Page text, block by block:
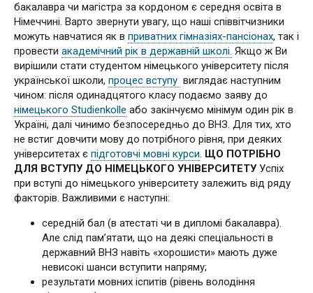
бакалавра чи магістра за кордоном є середня освіта в
Німеччині. Варто звернути увагу, що наші співвітчизники
можуть навчатися як в приватних гімназіях-пансіонах, так і
провести академічний рік в державній школі. Якщо ж Ви
вирішили стати студентом німецького університету після
української школи, процес вступу виглядає наступним
чином: після одинадцятого класу подаємо заяву до
німецького Studienkolle або закінчуємо мінімум один рік в
Україні, далі чинимо безпосередньо до ВНЗ. Для тих, хто
не встиг довчити мову до потрібного рівня, при деяких
університетах є підготовчі мовні курси. ЩО ПОТРІБНО
ДЛЯ ВСТУПУ ДО НІМЕЦЬКОГО УНІВЕРСИТЕТУУспіх
при вступі до німецького університету залежить від ряду
факторів. Важливими є наступні:
середній бал (в атестаті чи в дипломі бакалавра).
Але слід пам’ятати, що на деякі спеціальності в
державний ВНЗ навіть «хорошисти» мають дуже
невисокі шанси вступити напряму;
результати мовних іспитів (рівень володіння